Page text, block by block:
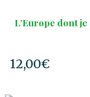
L’Europe dont
12,00€